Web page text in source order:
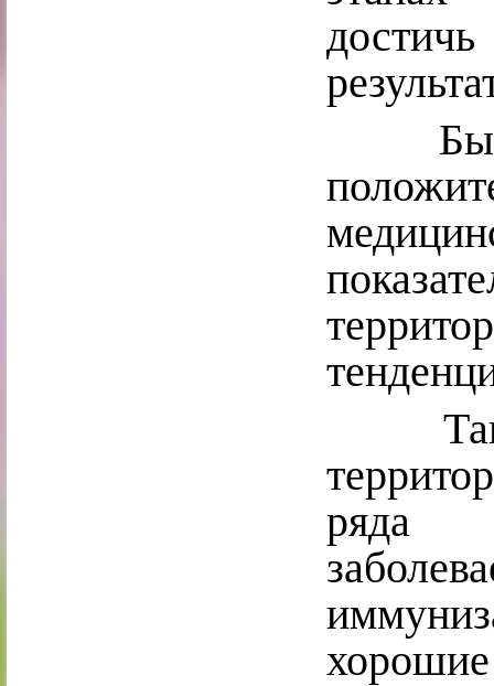
Были
ряда
хорошие